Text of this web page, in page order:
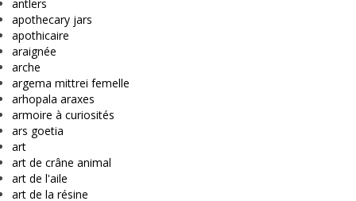
antlers
apothecary jars
apothicaire
araignée
arche
argema mittrei femelle
arhopala araxes
armoire à curiosités
ars goetia
art
art de crâne animal
art de l'aile
art de la résine